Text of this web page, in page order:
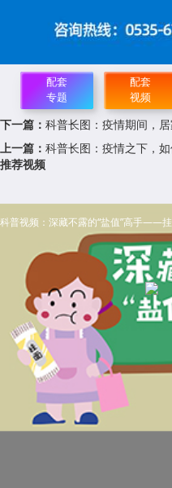
配套
专题
配套
视频
下一篇： 科普长图：疫情期间，
上一篇： 科普长图：疫情之下，
推荐视频
科普视频：深藏不露的“盐值”高手——